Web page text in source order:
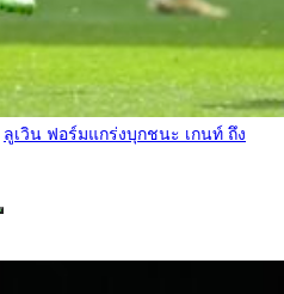
ลูเวิน ฟอร์มแกร่งบุกชนะ เกนท์ ถึง